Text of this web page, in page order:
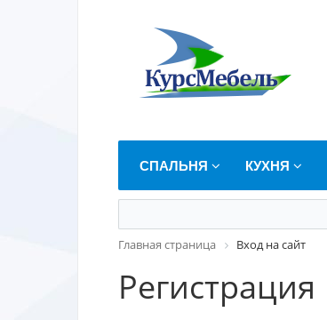
СПАЛЬНЯ КУХНЯ
Главная страница Вход на сайт
Регистрация